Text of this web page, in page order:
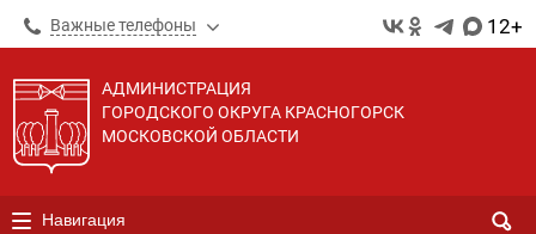
Важные телефоны 12+
АДМИНИСТРАЦИЯ
ГОРОДСКОГО ОКРУГА КРАСНОГОРСК
МОСКОВСКОЙ ОБЛАСТИ
Навигация